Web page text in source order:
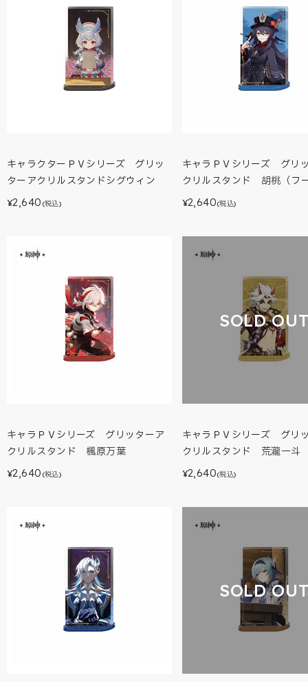
キャラクターＰＶシリーズ グリッ
ターアクリルスタンドシグウィン
¥2,640 (税込)
キャラＰＶシリーズ グリ
クリルスタンド 胡桃（フ
¥2,640(税込)
キャラＰＶシリーズ グリッターア
クリルスタンド 楓原万葉
¥2,640 (税込)
SOLD
キャラＰＶシリーズ グリ
クリルスタンド 荒瀧一斗
¥2,640(税込)
SOLD